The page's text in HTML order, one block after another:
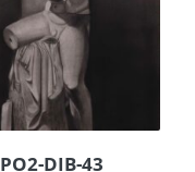
PO2-DIB-43